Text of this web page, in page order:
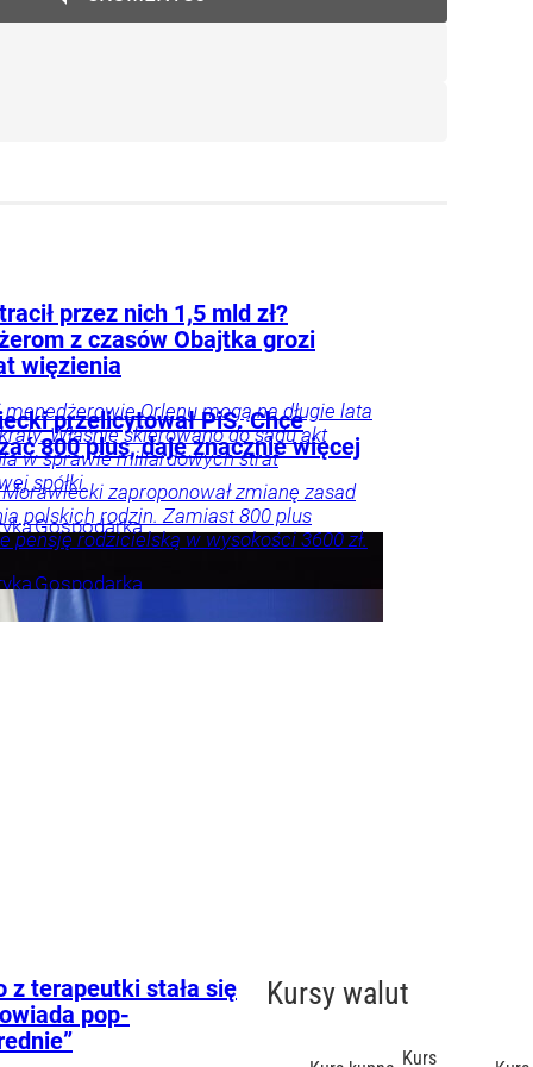
przez nich 1,5 mld zł?
z czasów Obajtka grozi
więzienia
menedżerowie Orlenu mogą na długie lata
Właśnie skierowano do sądu akt
w sprawie miliardowych strat
spółki.
Gospodarka
przelicytował PiS. Chce
800 plus, daje znacznie więcej
zaproponował zmianę zasad
polskich rodzin. Zamiast 800 plus
pensję rodzicielską w wysokości 3600 zł.
Gospodarka
z terapeutki stała się
pop-
Kursy walut
Kurs